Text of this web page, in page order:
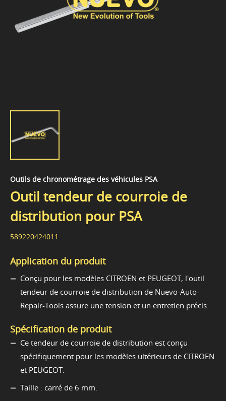
Outils de chronométrage des véhicules PSA
Outil tendeur de courroie de
distribution pour PSA
589220424011
Application du produit
Conçu pour les modèles CITROEN et PEUGEOT, l'outil
tendeur de courroie de distribution de Nuevo-Auto-
Repair-Tools assure une tension et un entretien précis.
Spécification de produit
Ce tendeur de courroie de distribution est conçu
spécifiquement pour les modèles ultérieurs de CITROEN
et PEUGEOT.
Taille : carré de 6 mm.